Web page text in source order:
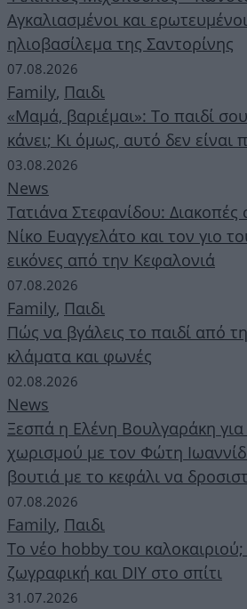
Αγκαλιασμένοι και
ηλιοβασίλεμα της Σαντορίνης
07.08.2026
Family, Παιδι
«Μαμά, βαριέμαι»: Το παιδί
κάνει; Κι όμως, αυτό δεν είναι
03.08.2026
News
Τατιάνα Στεφανίδου: Διακοπές
Νίκο Ευαγγελάτο και τον γιο
εικόνες από την Κεφαλονιά
07.08.2026
Family, Παιδι
Πώς να βγάλεις το παιδί από
κλάματα και φωνές
02.08.2026
News
Ξεσπά η Ελένη Βουλγαράκη
χωρισμού με τον Φώτη
βουτιά με το κεφάλι να
07.08.2026
Family, Παιδι
Το νέο hobby του καλοκαιριού;
ζωγραφική και DIY στο σπίτι
31.07.2026